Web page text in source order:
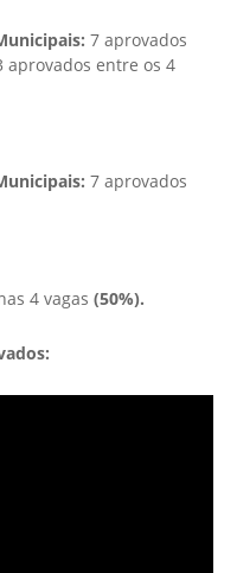
7 aprovados
aprovados entre os 4
7 aprovados
4 vagas (50%).